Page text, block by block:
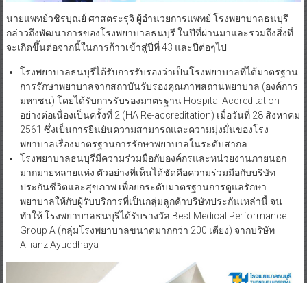
นายแพทย์วชิรบุณย์ ศาสตระรุจิ ผู้อำนวยการแพทย์ โรงพยาบาลธนบุรี
กล่าวถึงพัฒนาการของโรงพยาบาลธนบุรี ในปีที่ผ่านมาและรวมถึงสิ่งที่
จะเกิดขึ้นต่อจากนี้ในการก้าวเข้าสู่ปีที่ 43 และปีต่อๆไป
โรงพยาบาลธนบุรีได้รับการรับรองว่าเป็นโรงพยาบาลที่ได้มาตรฐาน
การรักษาพยาบาลจากสถาบันรับรองคุณภาพสถานพยาบาล (องค์การ
มหาชน) โดยได้รับการรับรองมาตรฐาน Hospital Accreditation
อย่างต่อเนื่องเป็นครั้งที่ 2 (HA Re-accreditation) เมื่อวันที่ 28 สิงหาคม
2561 ซึ่งเป็นการยืนยันความสามารถและความมุ่งมั่นของโรง
พยาบาลเรื่องมาตรฐานการรักษาพยาบาลในระดับสากล
โรงพยาบาลธนบุรีมีความร่วมมือกับองค์กรและหน่วยงานภายนอก
มากมายหลายแห่ง ตัวอย่างที่เห็นได้ชัดคือความร่วมมือกับบริษัท
ประกันชีวิตและสุขภาพ เพื่อยกระดับมาตรฐานการดูแลรักษา
พยาบาลให้กับผู้รับบริการที่เป็นกลุ่มลูกค้าบริษัทประกันเหล่านี้ จน
ทำให้ โรงพยาบาลธนบุรีได้รับรางวัล Best Medical Performance
Group A (กลุ่มโรงพยาบาลขนาดมากกว่า 200 เตียง) จากบริษัท
Allianz Ayuddhaya